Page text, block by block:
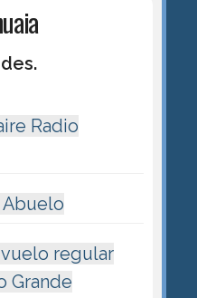
Radio
Abuelo
regular
Grande